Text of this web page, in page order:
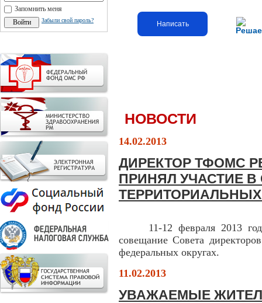
Запомнить меня
Забыли свой пароль? Написать
НОВОСТИ
14.02.2013
ДИРЕКТОР ТФОМС
ПРИНЯЛ УЧАСТИЕ
11-12 февраля 2013
совещание Совета
федеральных округах.
11.02.2013
УВАЖАЕМЫЕ